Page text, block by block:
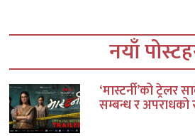
नयाँ
‘मास्टर्नी’को
सम्बन्ध र अपराधको